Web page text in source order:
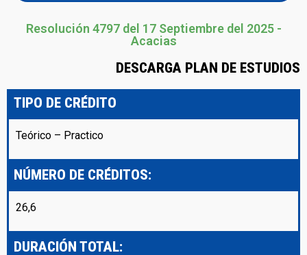
Resolución 4797 del 17 Septiembre del 2025 -
Acacias
DESCARGA PLAN DE ESTUDIOS
TIPO DE CRÉDITO
Teórico – Practico
NÚMERO DE CRÉDITOS:
26,6
DURACIÓN TOTAL: